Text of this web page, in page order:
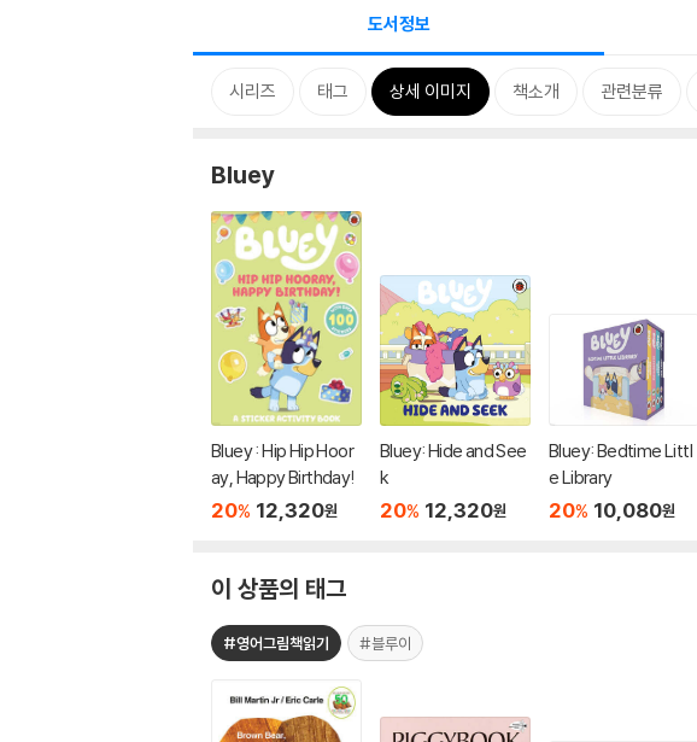
도서정보
시리즈 태그 상세 이미지 책소개 관련분류
Bluey
Bluey : Hip Hip Hoor
ay, Happy Birthday!
20% 12,320원
Bluey: Hide and See
k
20% 12,320원
Bluey: Bedtime Littl
e Library
20% 10,080원
이 상품의 태그
#영어그림책읽기 #블루이